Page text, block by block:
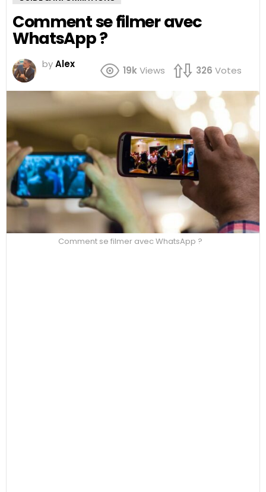
Comment se filmer avec
WhatsApp ?
byAlex
19kViews 326 Votes
Comment se filmer avec WhatsApp ?